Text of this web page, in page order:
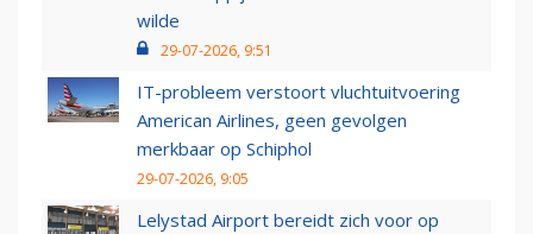
wilde
29-07-2026, 9:51
IT-probleem verstoort vluchtuitvoering
American Airlines, geen gevolgen
merkbaar op Schiphol
29-07-2026, 9:05
Lelystad Airport bereidt zich voor op